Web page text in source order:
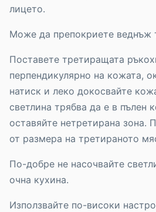
лицето.
Може да препокриете веднъж
Поставете третиращата
перпендикулярно на кожата,
натиск и леко докосвайте
светлина трябва да е в пълен
оставяйте нетретирана зона.
от размера на третираното
По-добре не насочвайте
очна кухина.
Използвайте по-високи